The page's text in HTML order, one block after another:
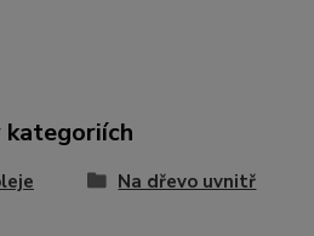
kategoriích
Na dřevo uvnitř